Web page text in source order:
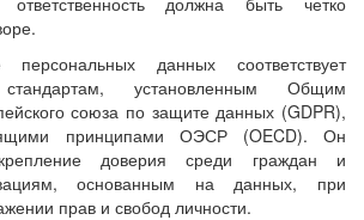
данных соответствует
установленным Общим
союза по защите данных (GDPR),
принципами ОЭСР (OECD). Он
доверия среди граждан и
основанным на данных, при
прав и свобод личности.